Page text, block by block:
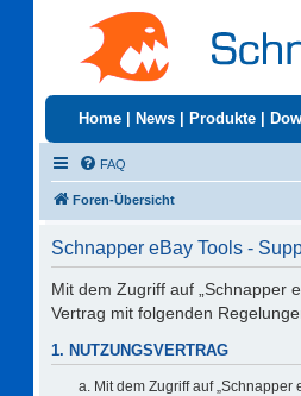
Home News Produkte
FAQ
Foren-Übersicht
Schnapper eBay Tools -
Mit dem Zugriff auf „Schnapper
Vertrag mit folgenden
1. NUTZUNGSVERTRAG
Mit dem Zugriff auf